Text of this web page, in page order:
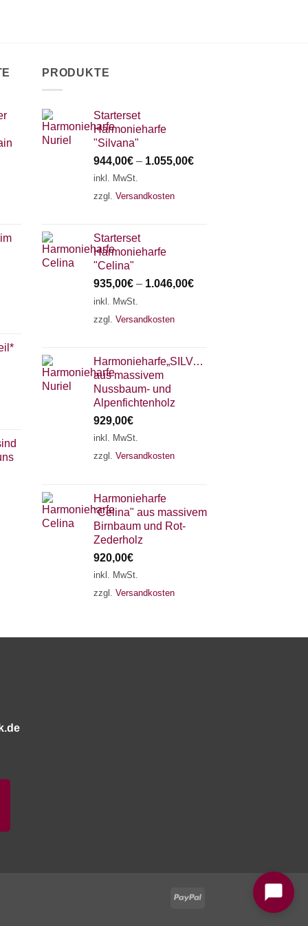
PRODUKTE
Starterset
Harmonieharfe
"Silvana"
944,00€ – 1.055,00€
inkl. MwSt.
zzgl. Versandkosten
Starterset
Harmonieharfe
"Celina"
935,00€ – 1.046,00€
inkl. MwSt.
zzgl. Versandkosten
Harmonieharfe„SILVANA"
aus massivem
Nussbaum- und
Alpenfichtenholz
929,00€
inkl. MwSt.
zzgl. Versandkosten
Harmonieharfe
"Celina" aus massivem
Birnbaum und Rot-
Zederholz
920,00€
inkl. MwSt.
zzgl. Versandkosten
PayPal
18 SAITEN 21 SAITEN 25 SAITEN
AKKORDZITHER